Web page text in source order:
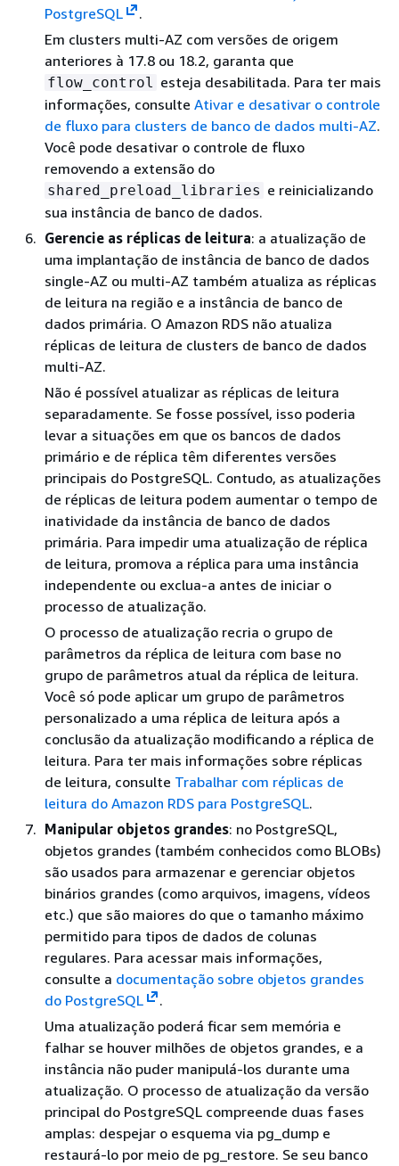
PostgreSQL
.
Em clusters multi-AZ com versões de origem
anteriores à 17.8 ou 18.2, garanta que
flow_control esteja desabilitada. Para ter mais
informações, consulte Ativar e desativar o controle
de fluxo para clusters de banco de dados multi-AZ.
Você pode desativar o controle de fluxo
removendo a extensão do
shared_preload_libraries e reinicializando
sua instância de banco de dados.
Gerencie as réplicas de leitura: a atualização de
uma implantação de instância de banco de dados
single-AZ ou multi-AZ também atualiza as réplicas
de leitura na região e a instância de banco de
dados primária. O Amazon RDS não atualiza
réplicas de leitura de clusters de banco de dados
multi-AZ.
Não é possível atualizar as réplicas de leitura
separadamente. Se fosse possível, isso poderia
levar a situações em que os bancos de dados
primário e de réplica têm diferentes versões
principais do PostgreSQL. Contudo, as atualizações
de réplicas de leitura podem aumentar o tempo de
inatividade da instância de banco de dados
primária. Para impedir uma atualização de réplica
de leitura, promova a réplica para uma instância
independente ou exclua-a antes de iniciar o
processo de atualização.
O processo de atualização recria o grupo de
parâmetros da réplica de leitura com base no
grupo de parâmetros atual da réplica de leitura.
Você só pode aplicar um grupo de parâmetros
personalizado a uma réplica de leitura após a
conclusão da atualização modificando a réplica de
leitura. Para ter mais informações sobre réplicas
de leitura, consulte Trabalhar com réplicas de
leitura do Amazon RDS para PostgreSQL.
Manipular objetos grandes: no PostgreSQL,
objetos grandes (também conhecidos como BLOBs)
são usados para armazenar e gerenciar objetos
binários grandes (como arquivos, imagens, vídeos
etc.) que são maiores do que o tamanho máximo
permitido para tipos de dados de colunas
regulares. Para acessar mais informações,
consulte a documentação sobre objetos grandes
do PostgreSQL
.
Uma atualização poderá ficar sem memória e
falhar se houver milhões de objetos grandes, e a
instância não puder manipulá-los durante uma
atualização. O processo de atualização da versão
principal do PostgreSQL compreende duas fases
amplas: despejar o esquema via pg_dump e
restaurá-lo por meio de pg_restore. Se seu banco